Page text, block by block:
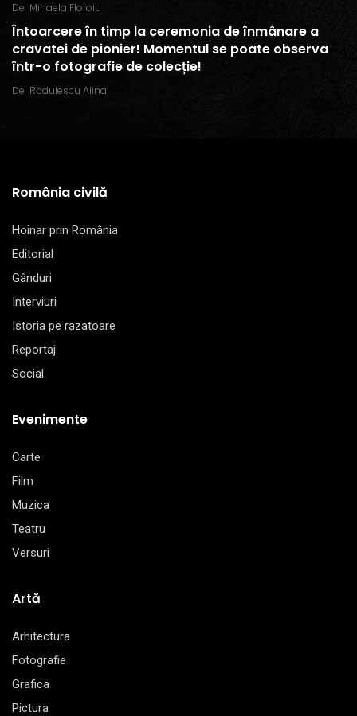
De Mihaela Floroiu
Întoarcere în timp la ceremonia de înmânare a
cravatei de pionier! Momentul se poate observa
într-o fotografie de colecție!
De Rădulescu Alina
România civilă
Hoinar prin România
Editorial
Gânduri
Interviuri
Istoria pe razatoare
Reportaj
Social
Evenimente
Carte
Film
Muzica
Teatru
Versuri
Artă
Arhitectura
Fotografie
Grafica
Pictura